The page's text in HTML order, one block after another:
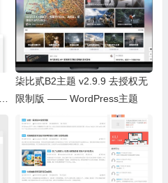
柒比贰B2主题 v2.9.9 去授权无
限制版 —— WordPress主题